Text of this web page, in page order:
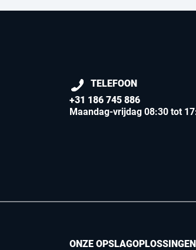
TELEFOON
+31 186 745 886
Maandag-vrijdag 08:30 tot
ONZE OPSLAGOPLOSSINGEN